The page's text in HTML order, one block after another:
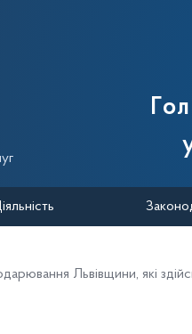
Державної
Львівщини, які